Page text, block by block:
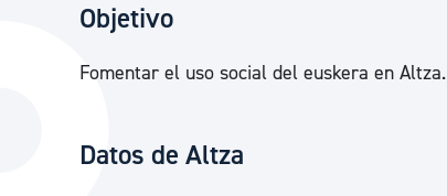
Objetivo
Fomentar el uso social del euskera en Altza.
Datos de Altza